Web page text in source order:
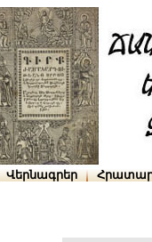
Վերնագրեր